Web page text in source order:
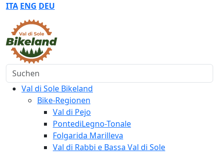
ITA ENG DEU
Suchen
Val di Sole Bikeland
Bike-Regionen
Val di Pejo
PontediLegno-Tonale
Folgarida Marilleva
Val di Rabbi e Bassa Val di Sole